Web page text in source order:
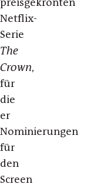
Netflix-
Serie
The
Crown,
für
die
er
Nominierungen
für
den
Screen